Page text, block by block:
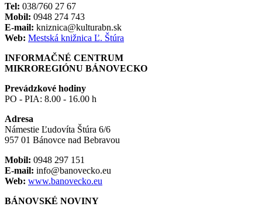
Tel: 038/760 27 67
Mobil: 0948 274 743
E-mail: kniznica@kulturabn.sk
Web: Mestská knižnica Ľ. Štúra
INFORMAČNÉ CENTRUM
MIKROREGIÓNU BÁNOVECKO
Prevádzkové hodiny
PO - PIA: 8.00 - 16.00 h
Adresa
Námestie Ľudovíta Štúra 6/6
957 01 Bánovce nad Bebravou
Mobil: 0948 297 151
E-mail: info@banovecko.eu
Web: www.banovecko.eu
BÁNOVSKÉ NOVINY